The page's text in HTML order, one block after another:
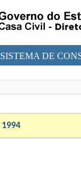
SISTEMA DE
1994